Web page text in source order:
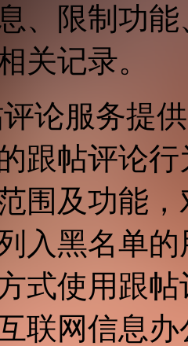
、限制功
关记录。
论服务提
跟帖评论
围及功能
入黑名单
式使用跟
联网信息